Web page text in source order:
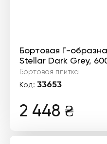
Бортовая Г-
Stellar Dark Grey,
Бортовая плитка
Код: 33653
2 448 ₴